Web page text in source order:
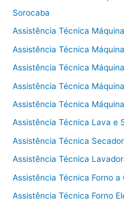
Sorocaba
Assistência Técnica
Assistência Técnica
Assistência Técnica
Assistência Técnica
Assistência Técnica
Assistência Técnica Lava e
Assistência Técnica
Assistência Técnica
Assistência Técnica Forno a
Assistência Técnica Forno